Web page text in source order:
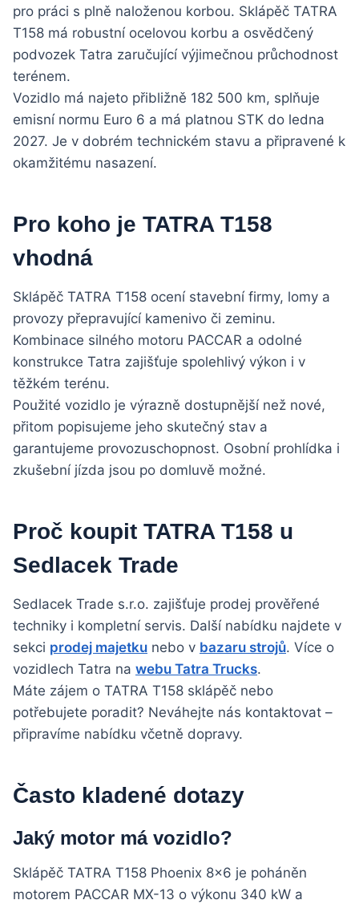
pro práci s plně naloženou korbou. Sklápěč TATRA
T158 má robustní ocelovou korbu a osvědčený
podvozek Tatra zaručující výjimečnou průchodnost
terénem.
Vozidlo má najeto přibližně 182 500 km, splňuje
emisní normu Euro 6 a má platnou STK do ledna
2027. Je v dobrém technickém stavu a připravené k
okamžitému nasazení.
Pro koho je TATRA T158
vhodná
Sklápěč TATRA T158 ocení stavební firmy, lomy a
provozy přepravující kamenivo či zeminu.
Kombinace silného motoru PACCAR a odolné
konstrukce Tatra zajišťuje spolehlivý výkon i v
těžkém terénu.
Použité vozidlo je výrazně dostupnější než nové,
přitom popisujeme jeho skutečný stav a
garantujeme provozuschopnost. Osobní prohlídka i
zkušební jízda jsou po domluvě možné.
Proč koupit TATRA T158 u
Sedlacek Trade
Sedlacek Trade s.r.o. zajišťuje prodej prověřené
techniky i kompletní servis. Další nabídku najdete v
sekci prodej majetku nebo v bazaru strojů. Více o
vozidlech Tatra na webu Tatra Trucks.
Máte zájem o TATRA T158 sklápěč nebo
potřebujete poradit? Neváhejte nás kontaktovat –
připravíme nabídku včetně dopravy.
Často kladené dotazy
Jaký motor má vozidlo?
Sklápěč TATRA T158 Phoenix 8×6 je poháněn
motorem PACCAR MX-13 o výkonu 340 kW a